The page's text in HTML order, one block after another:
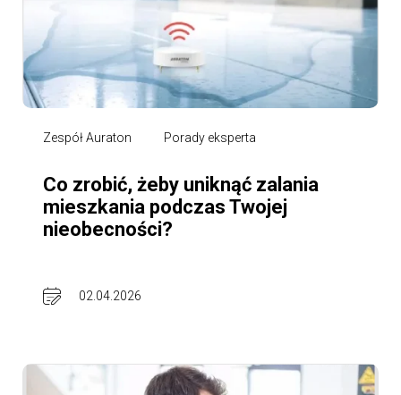
Zespół Auraton Porady eksperta
Co zrobić, żeby uniknąć zalania
mieszkania podczas Twojej
nieobecności?
02.04.2026